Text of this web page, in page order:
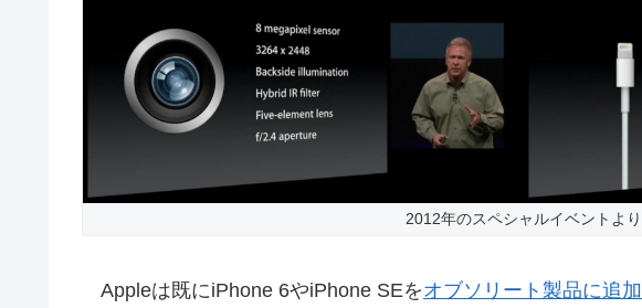
2012年のスペシャルイベントより
Appleは既にiPhone 6やiPhone SEをオブソリート製品に追加